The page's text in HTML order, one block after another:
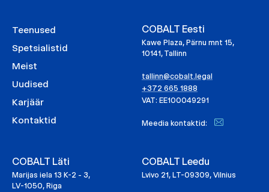
Teenused
Spetsialistid
Meist
Uudised
Karjäär
Kontaktid
COBALT Eesti
Kawe Plaza, Pärnu mnt 15,
10141, Tallinn
tallinn@cobalt.legal
+372 665 1888
VAT: EE100049291
Meedia kontaktid:
COBALT Läti
Marijas iela 13 K-2 - 3,
LV-1050, Riga
COBALT Leedu
Lvivo 21, LT-09309, Vilnius